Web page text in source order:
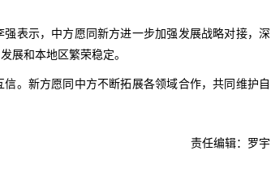
表示，中方愿同新方进一步加强发展战略对接，深
展和本地区繁荣稳定。
。新方愿同中方不断拓展各领域合作，共同维护自
责任编辑：罗宇